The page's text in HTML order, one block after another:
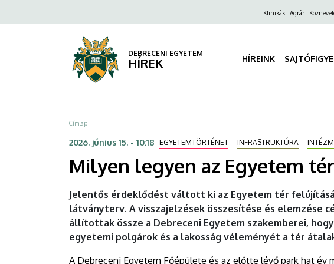
Egyetem
felújításról
DEBRECENI
a
FelsőKlinikák Agrár
DEBRECENI EGYETEM
HÍREK HÍREINK
Morzsa
Címlap
2026. június 15. - 10:18 EGYETEMTÖRTÉNET INFRASTRUKTÚRA
Milyen legyen az Egyetem
Jelentős érdeklődést váltott ki az Egyetem tér
látványterv. A visszajelzések összesítése és elemzése
állítottak össze a Debreceni Egyetem szakemberei,
egyetemi polgárok és a lakosság véleményét a tér
A Debreceni Egyetem Főépülete és az előtte lévő park hat év